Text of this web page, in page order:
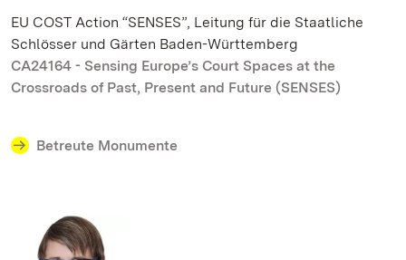
EU COST Action “SENSES”, Leitung für die Staatliche
Schlösser und Gärten Baden-Württemberg
CA24164 - Sensing Europe’s Court Spaces at the
Crossroads of Past, Present and Future (SENSES)
Betreute Monumente